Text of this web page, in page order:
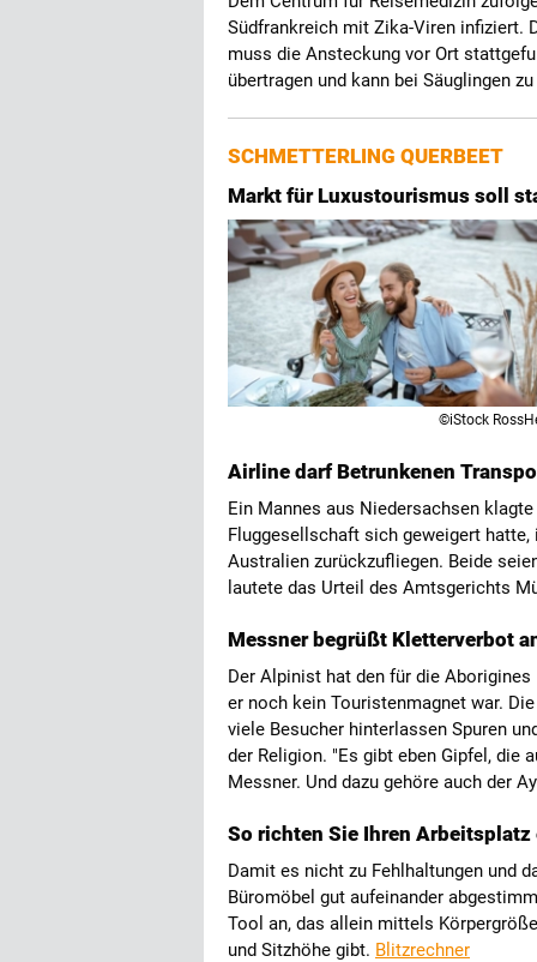
Südfrankreich mit Zika-Viren infiziert.
muss die Ansteckung vor Ort
übertragen und kann bei Säuglingen
SCHMETTERLING QUERBEET
Markt für Luxustourismus soll
©iStock
Airline darf Betrunkenen
Ein Mannes aus Niedersachsen
Fluggesellschaft sich geweigert hatte,
Australien zurückzufliegen. Beide
lautete das Urteil des Amtsgerichts
Messner begrüßt Kletterverbot
Der Alpinist hat den für die
er noch kein Touristenmagnet war.
viele Besucher hinterlassen Spuren
der Religion. "Es gibt eben Gipfel, die
Messner. Und dazu gehöre auch der
So richten Sie Ihren
Damit es nicht zu Fehlhaltungen und
Büromöbel gut aufeinander
Tool an, das allein mittels
und Sitzhöhe gibt. Blitzrechner